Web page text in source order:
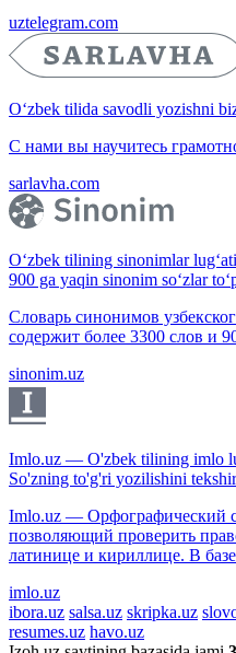
uztelegram.com
O‘zbek tilida savodli yozishni
С нами вы научитесь
sarlavha.com
O‘zbek tilining sinonimlar
900 ga yaqin sinonim so‘zlar
Словарь синонимов
содержит более 3300 слов и
sinonim.uz
Imlo.uz — O'zbek tilining imlo
So'zning to'g'ri yozilishini
Imlo.uz — Орфографический
позволяющий проверить
латинице и кириллице. В
imlo.uz
ibora.uz salsa.uz skripka.uz
resumes.uz havo.uz